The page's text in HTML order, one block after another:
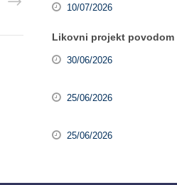
10/07/2026
Likovni projekt povodom
30/06/2026
25/06/2026
25/06/2026